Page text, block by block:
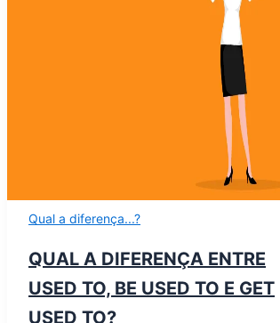
Qual a diferença...?
QUAL A DIFERENÇA ENTRE
USED TO, BE USED TO E GET
USED TO?